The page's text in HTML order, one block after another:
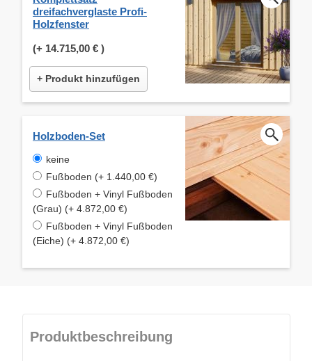
dreifachverglaste Profi-
Holzfenster
(+ 14.715,00 € )
+ Produkt hinzufügen
Holzboden-Set
keine
Fußboden (+ 1.440,00 €)
Fußboden + Vinyl Fußboden
(Grau) (+ 4.872,00 €)
Fußboden + Vinyl Fußboden
(Eiche) (+ 4.872,00 €)
Produktbeschreibung